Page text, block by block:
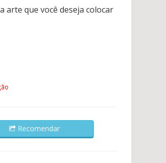
arte que você deseja colocar
Recomendar